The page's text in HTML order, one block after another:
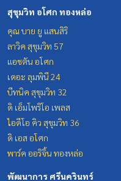
สุขุมวิท อโศก ทองหล่อ
คุณ บาย ยู แสนสิริ
ลาวิค สุขุมวิท 57
แอชตัน อโศก
เดอะ ลุมพินี 24
บีทนิค สุขุมวิท 32
ดิ เอ็มโพริโอ เพลส
ไอดีโอ คิว สุขุมวิท 36
ดิ เอส อโศก
พาร์ค ออริจิ้น ทองหล่อ
พัฒนาการ ศรีนครินทร์